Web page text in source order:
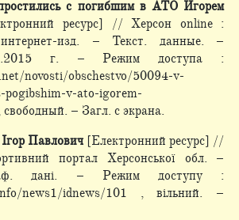
с погибшим в АТО Игорем
ресурс] // Херсон оnline :
интернет-изд. – Текст. данные. –
г. – Режим доступа :
novosti/obschestvo/50094-v-
pogibshim-v-ato-igorem-
– Загл. с экрана.
Павлович[Електронний ресурс] //
портал Херсонської обл. –
дані. – Режим доступу :
news1/idnews/101 , вільний. –